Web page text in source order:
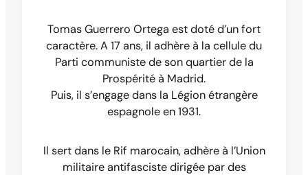
Tomas Guerrero Ortega est doté d’un fort
caractère. A 17 ans, il adhère à la cellule du
Parti communiste de son quartier de la
Prospérité à Madrid.
Puis, il s’engage dans la Légion étrangère
espagnole en 1931.
Il sert dans le Rif marocain, adhère à l’Union
militaire antifasciste dirigée par des